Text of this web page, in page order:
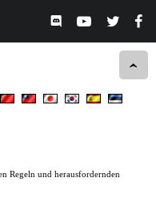
Regeln und herausfordernden